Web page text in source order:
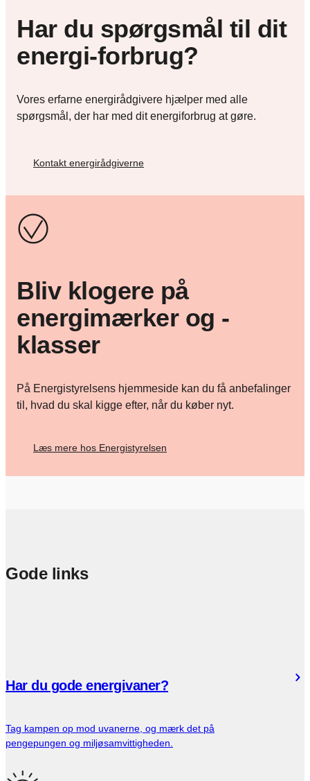
Har du spørgsmål til dit
energi-forbrug?
Vores erfarne energirådgivere hjælper med alle
spørgsmål, der har med dit energiforbrug at gøre.
Kontakt energirådgiverne
Bliv klogere på
energimærker og -
klasser
På Energistyrelsens hjemmeside kan du få anbefalinger
til, hvad du skal kigge efter, når du køber nyt.
Læs mere hos Energistyrelsen
Gode links
Har du gode energivaner?
Tag kampen op mod uvanerne, og mærk det på
pengepungen og miljøsamvittigheden.